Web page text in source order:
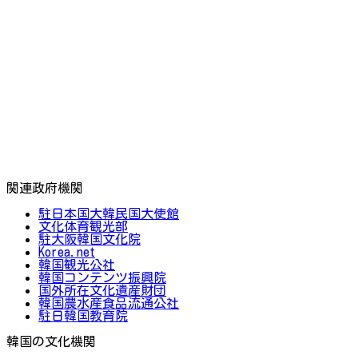
関連政府機関
駐日本国大韓民国大使館
文化体育観光部
駐大阪韓国文化院
Korea.net
韓国観光公社
韓国コンテンツ振興院
国外所在文化遺産財団
韓国農水産食品流通公社
駐日韓国教育院
韓国の文化機関